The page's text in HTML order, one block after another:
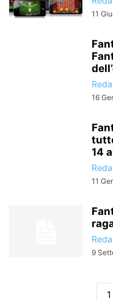
11
16
14
11
9
1